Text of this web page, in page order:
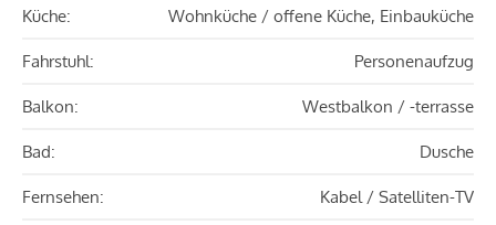
Küche: Wohnküche / offene Küche, Einbauküche
Fahrstuhl: Personenaufzug
Balkon: Westbalkon / -terrasse
Bad: Dusche
Fernsehen: Kabel / Satelliten-TV